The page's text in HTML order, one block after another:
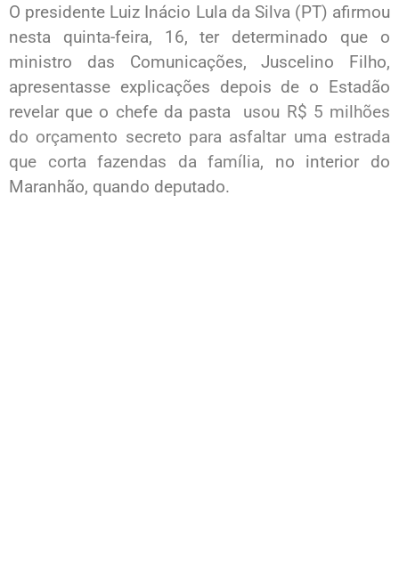
O presidente Luiz Inácio Lula da Silva (PT) afirmou
nesta quinta-feira, 16, ter determinado que o
ministro das Comunicações, Juscelino Filho,
apresentasse explicações depois de o Estadão
revelar que o chefe da pasta usou R$ 5 milhões
do orçamento secreto para asfaltar uma estrada
que corta fazendas da família, no interior do
Maranhão, quando deputado.